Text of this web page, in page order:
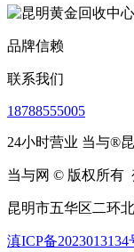
品牌信赖
联系我们
18788555005
24小时营业 当与®
当与网 © 版权所有
昆明市五华区二环
滇ICP备2023013134